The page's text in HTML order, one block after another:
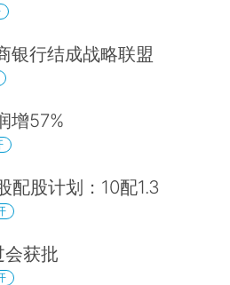
银行结成战略联盟
增57%
配股计划：10配1.3
获批